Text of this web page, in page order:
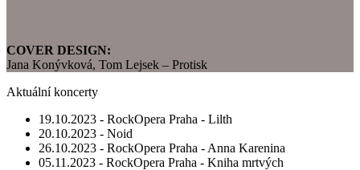
COVER DESIGN:
Jana Konývková, Tom Lejsek – Protisk
Aktuální koncerty
19.10.2023 - RockOpera Praha - Lilth
20.10.2023 - Noid
26.10.2023 - RockOpera Praha - Anna Karenina
05.11.2023 - RockOpera Praha - Kniha mrtvých